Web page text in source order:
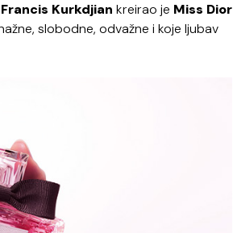
Francis Kurkdjian kreirao je Miss Dior
slobodne, odvažne i koje ljubav